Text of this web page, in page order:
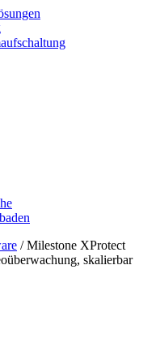
/ Milestone XProtect
skalierbar